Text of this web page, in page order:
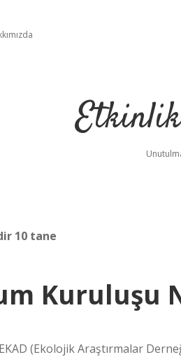
10 tane
Kuruluşu
(Ekolojik Araştırmalar